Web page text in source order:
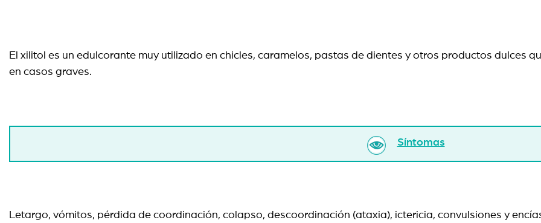
El xilitol es un edulcorante muy utilizado en chicles, caramelos, pastas de dientes y otros productos dulces
en casos graves.
Síntomas
Letargo, vómitos, pérdida de coordinación, colapso, descoordinación (ataxia), ictericia, convulsiones y